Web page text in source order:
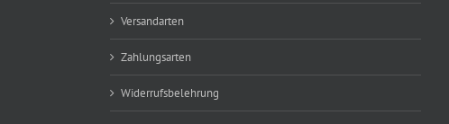
Versandarten
Zahlungsarten
Widerrufsbelehrung